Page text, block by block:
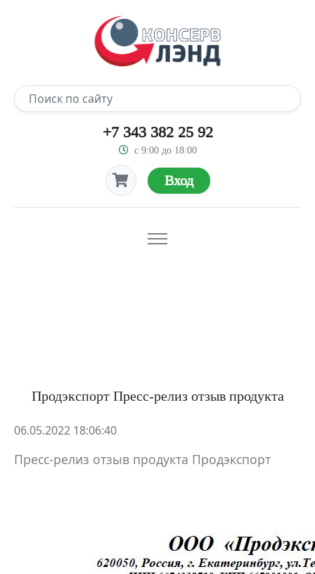
+7 343 382 25 92
с 9:00 до 18:00
Вход
Продэкспорт Пресс-релиз отзыв продукта
06.05.2022 18:06:40
Пресс-релиз отзыв продукта Продэкспорт